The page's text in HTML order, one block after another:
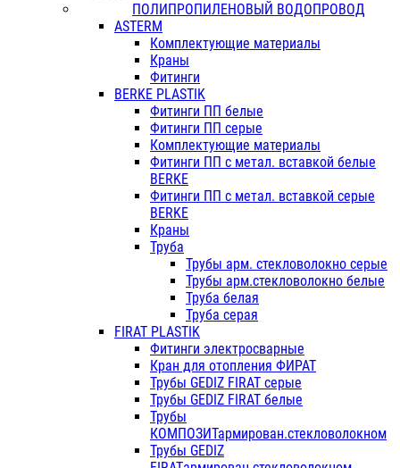
ПОЛИПРОПИЛЕНОВЫЙ ВОДОПРОВОД
ASTERM
Комплектующие материалы
Краны
Фитинги
BERKE PLASTIK
Фитинги ПП белые
Фитинги ПП серые
Комплектующие материалы
Фитинги ПП с метал. вставкой белые
BERKE
Фитинги ПП с метал. вставкой серые
BERKE
Краны
Труба
Трубы арм. стекловолокно серые
Трубы арм.стекловолокно белые
Труба белая
Труба серая
FIRAT PLASTIK
Фитинги электросварные
Кран для отопления ФИРАТ
Трубы GEDIZ FIRAT серые
Трубы GEDIZ FIRAT белые
Трубы
КОМПОЗИТармирован.стекловолокном
Трубы GEDIZ